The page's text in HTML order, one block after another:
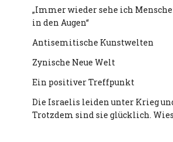
„Immer wieder sehe ich
in den Augen“
Antisemitische Kunstwelten
Zynische Neue Welt
Ein positiver Treffpunkt
Die Israelis leiden unter Krieg
Trotzdem sind sie glücklich.